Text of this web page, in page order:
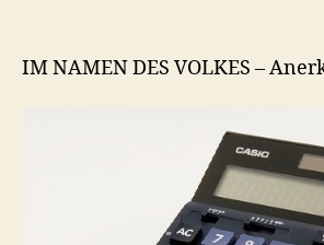
IM NAMEN DES VOLKES –